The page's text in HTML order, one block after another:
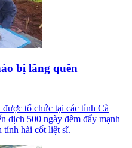
bị lãng quên
tổ chức tại các tỉnh Cà
dịch 500 ngày đêm đẩy mạnh
tính hài cốt liệt sĩ.